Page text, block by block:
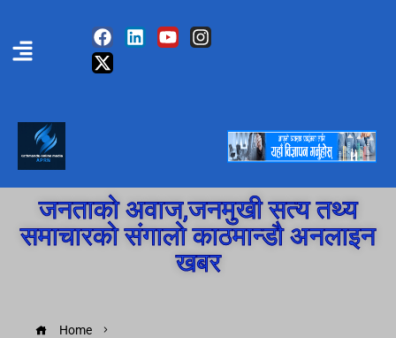
जनताको अवाज,जनमुखी सत्य तथ्य
समाचारको संगालो काठमान्डौ अनलाइन
खबर
Home